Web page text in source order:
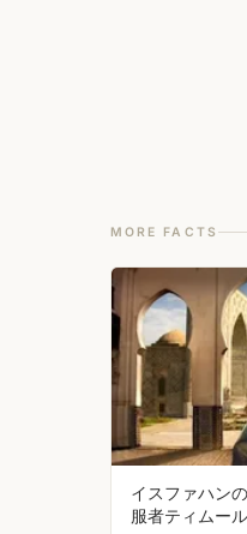
MORE FACTS
イスファハン
服者ティムー